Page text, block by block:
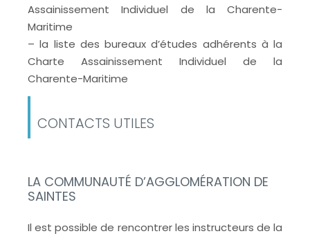
Assainissement Individuel de la Charente-
Maritime
– la liste des bureaux d’études adhérents à la
Charte Assainissement Individuel de la
Charente-Maritime
CONTACTS UTILES
LA COMMUNAUTÉ D’AGGLOMÉRATION DE
SAINTES
Il est possible de rencontrer les instructeurs de la